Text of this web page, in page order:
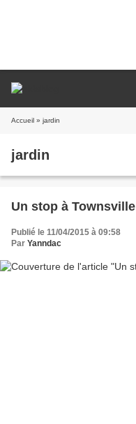
Accueil » jardin
jardin
Un stop à Townsville
Publié le 11/04/2015 à 09:58
Par Yanndac